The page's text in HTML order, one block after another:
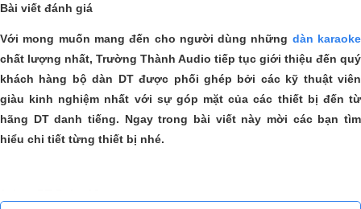
Bài viết đánh giá
Với mong muốn mang đến cho người dùng những dàn karaoke
chất lượng nhất, Trường Thành Audio tiếp tục giới thiệu đến quý
khách hàng bộ dàn DTđược phối ghép bởi các kỹ thuật viên
giàu kinh nghiệm nhất với sự góp mặt của các thiết bị đến từ
hãng DT danh tiếng. Ngay trong bài viết này mời các bạn tìm
hiểu chi tiết từng thiết bị nhé.